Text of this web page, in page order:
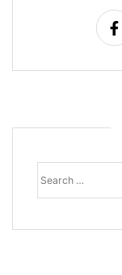
Search
for: